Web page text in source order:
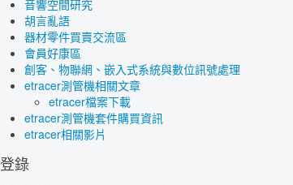
音響空間研究
胡言亂語
器材零件買賣交流區
會員好康區
創客、物聯網、嵌入式系統與數位訊號處理
etracer測管機相關文章
etracer檔案下載
etracer測管機套件購買資訊
etracer相關影片
登錄